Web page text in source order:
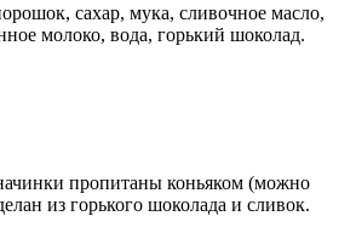
сахар, мука, сливочное масло,
молоко, вода, горький шоколад.
пропитаны коньяком (можно
из горького шоколада и сливок.